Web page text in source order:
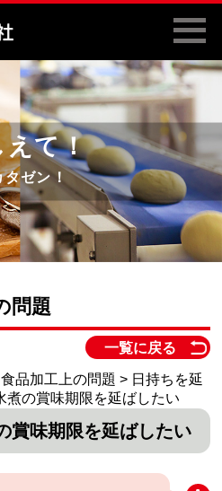
えて！
タゼン！
問題
一覧に戻る
品加工上の問題 > 日持ちを延
煮の賞味期限を延ばしたい
賞味期限を延ばしたい